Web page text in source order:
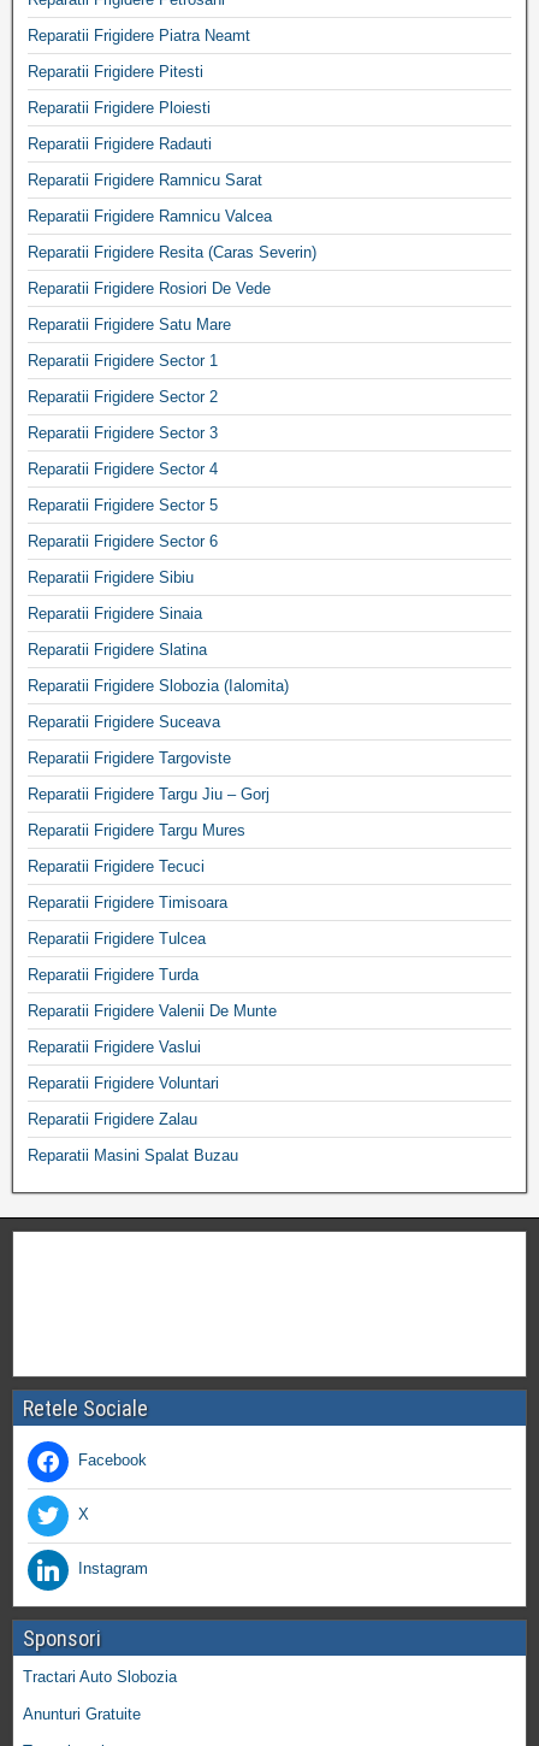
Reparatii Frigidere Piatra Neamt
Reparatii Frigidere Pitesti
Reparatii Frigidere Ploiesti
Reparatii Frigidere Radauti
Reparatii Frigidere Ramnicu Sarat
Reparatii Frigidere Ramnicu Valcea
Reparatii Frigidere Resita (Caras Severin)
Reparatii Frigidere Rosiori De Vede
Reparatii Frigidere Satu Mare
Reparatii Frigidere Sector 1
Reparatii Frigidere Sector 2
Reparatii Frigidere Sector 3
Reparatii Frigidere Sector 4
Reparatii Frigidere Sector 5
Reparatii Frigidere Sector 6
Reparatii Frigidere Sibiu
Reparatii Frigidere Sinaia
Reparatii Frigidere Slatina
Reparatii Frigidere Slobozia (Ialomita)
Reparatii Frigidere Suceava
Reparatii Frigidere Targoviste
Reparatii Frigidere Targu Jiu – Gorj
Reparatii Frigidere Targu Mures
Reparatii Frigidere Tecuci
Reparatii Frigidere Timisoara
Reparatii Frigidere Tulcea
Reparatii Frigidere Turda
Reparatii Frigidere Valenii De Munte
Reparatii Frigidere Vaslui
Reparatii Frigidere Voluntari
Reparatii Frigidere Zalau
Reparatii Masini Spalat Buzau
Retele Sociale
Facebook
X
Instagram
Sponsori
Tractari Auto Slobozia
Anunturi Gratuite